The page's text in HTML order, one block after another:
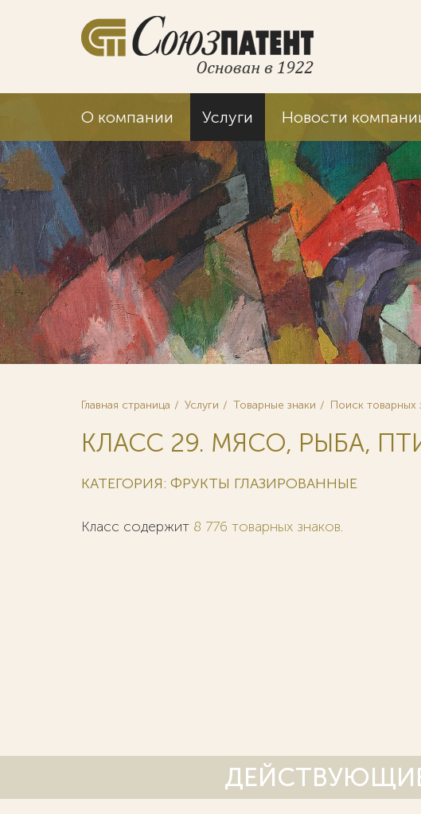
О компании Услуги Новости
Главная страница Услуги Товарные знаки Поиск товарных
КЛАСС 29. МЯСО, РЫБА,
КАТЕГОРИЯ: ФРУКТЫ ГЛАЗИРОВАННЫЕ
Класс содержит 8 776 товарных знаков.